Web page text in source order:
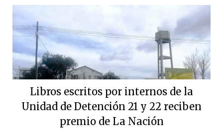
Libros escritos por internos de la
Unidad de Detención 21 y 22 reciben
premio de La Nación